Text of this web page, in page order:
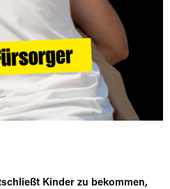
Kinder zu bekommen,